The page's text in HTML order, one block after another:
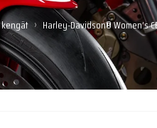
› Harley-Davidson® Women’s